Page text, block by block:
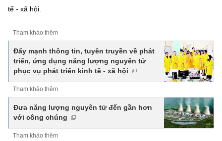
tế - xã hội.
Tham khảo thêm
Đẩy mạnh thông tin, tuyên truyền về phát
triển, ứng dụng năng lượng nguyên tử
phục vụ phát triển kinh tế - xã hội
Tham khảo thêm
Đưa năng lượng nguyên tử đến gần hơn
với công chúng
Tham khảo thêm